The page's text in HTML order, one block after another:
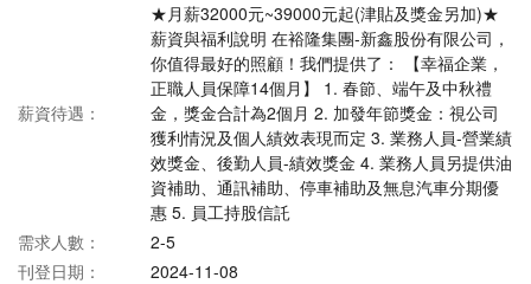
薪資待遇：
★月薪32000元~39000元起(津貼及獎金另加)★
薪資與福利說明 在裕隆集團-新鑫股份有限公司，
你值得最好的照顧！我們提供了： 【幸福企業，
正職人員保障14個月】 1. 春節、端午及中秋禮
金，獎金合計為2個月 2. 加發年節獎金：視公司
獲利情況及個人績效表現而定 3. 業務人員-營業績
效獎金、後勤人員-績效獎金 4. 業務人員另提供油
資補助、通訊補助、停車補助及無息汽車分期優
惠 5. 員工持股信託
需求人數：
2-5
刊登日期：
2024-11-08